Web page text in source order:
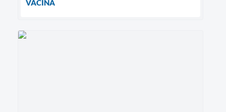
VACINA